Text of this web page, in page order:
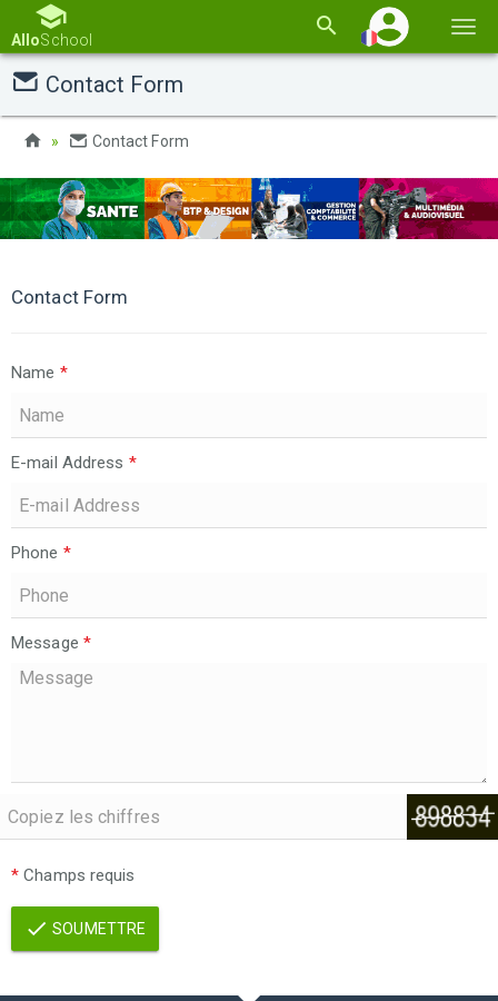
la
AlloSchool
Contact Form
Contact Form
Contact Form
Name *
E-mail Address *
Phone *
Message *
* Champs requis
SOUMETTRE